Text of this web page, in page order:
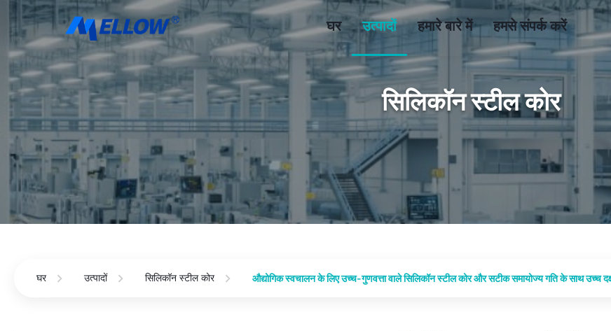
घर उत्पादों हमारे बारे में हमसे संपर्क करें
सिलिकॉन स्टील कोर
घर उत्पादों सिलिकॉन स्टील कोर औद्योगिक स्वचालन के लिए उच्च-गुणवत्ता वाले सिलिकॉन स्टील कोर और सटीक समायोज्य गति के साथ उच्च